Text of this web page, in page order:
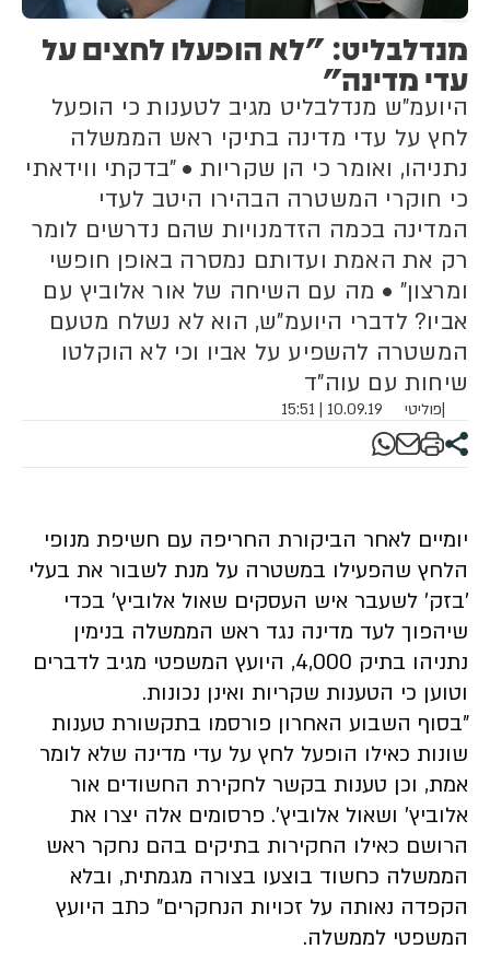
מנדלבליט: "לא הופעלו לחצים על
עדי מדינה"
היועמ"ש מנדלבליט מגיב לטענות כי הופעל
לחץ על עדי מדינה בתיקי ראש הממשלה
נתניהו, ואומר כי הן שקריות • "בדקתי ווידאתי
כי חוקרי המשטרה הבהירו היטב לעדי
המדינה בכמה הזדמנויות שהם נדרשים לומר
רק את האמת ועדותם נמסרה באופן חופשי
ומרצון" • מה עם השיחה של אור אלוביץ עם
אביו? לדברי היועמ"ש, הוא לא נשלח מטעם
המשטרה להשפיע על אביו וכי לא הוקלטו
שיחות עם עוה"ד
|פוליטי 10.09.19 | 15:51
יומיים לאחר הביקורת החריפה עם חשיפת מנופי
הלחץ שהפעילו במשטרה על מנת לשבור את בעלי
'בזק' לשעבר איש העסקים שאול אלוביץ' בכדי
שיהפוך לעד מדינה נגד ראש הממשלה בנימין
נתניהו בתיק 4,000, היועץ המשפטי מגיב לדברים
וטוען כי הטענות שקריות ואינן נכונות.
"בסוף השבוע האחרון פורסמו בתקשורת טענות
שונות כאילו הופעל לחץ על עדי מדינה שלא לומר
אמת, וכן טענות בקשר לחקירת החשודים אור
אלוביץ' ושאול אלוביץ'. פרסומים אלה יצרו את
הרושם כאילו החקירות בתיקים בהם נחקר ראש
הממשלה כחשוד בוצעו בצורה מגמתית, ובלא
הקפדה נאותה על זכויות הנחקרים" כתב היועץ
המשפטי לממשלה.